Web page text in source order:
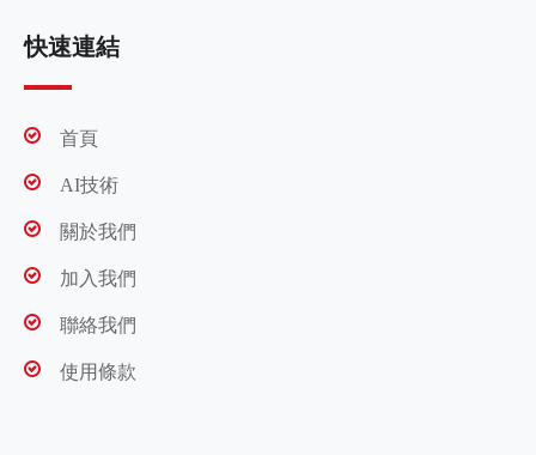
快速連結
首頁
AI技術
關於我們
加入我們
聯絡我們
使用條款